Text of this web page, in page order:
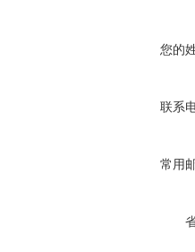
您的
联系
常用